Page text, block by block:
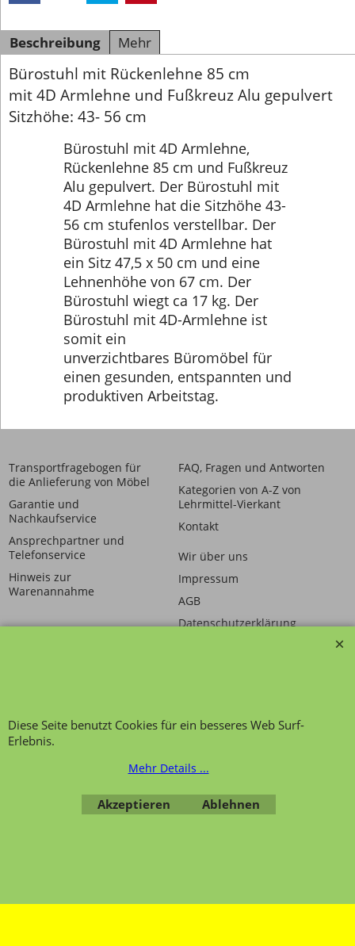
Beschreibung Mehr
Bürostuhl mit Rückenlehne 85 cm
mit 4D Armlehne und Fußkreuz Alu gepulvert
Sitzhöhe: 43- 56 cm
Bürostuhl mit 4D Armlehne,
Rückenlehne 85 cm und Fußkreuz
Alu gepulvert. Der Bürostuhl mit
4D Armlehne hat die Sitzhöhe 43-
56 cm stufenlos verstellbar. Der
Bürostuhl mit 4D Armlehne hat
ein Sitz 47,5 x 50 cm und eine
Lehnenhöhe von 67 cm. Der
Bürostuhl wiegt ca 17 kg. Der
Bürostuhl mit 4D-Armlehne ist
somit ein
unverzichtbares Büromöbel für
einen gesunden, entspannten und
produktiven Arbeitstag.
Transportfragebogen für
die Anlieferung von Möbel
Garantie und
Nachkaufservice
Ansprechpartner und
Telefonservice
Hinweis zur
Warenannahme
FAQ, Fragen und Antworten
Kategorien von A-Z von
Lehrmittel-Vierkant
Kontakt
Wir über uns
Impressum
AGB
Datenschutzerklärung
Datenschutz
Diese Seite benutzt Cookies für ein besseres Web Surf-
Erlebnis.
Mehr Details ...
Akzeptieren Ablehnen